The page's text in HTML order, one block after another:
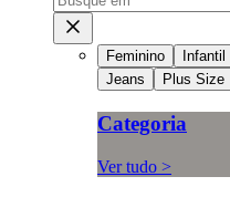
Feminino Infantil
Jeans
Plus Size
Categoria
Ver tudo >